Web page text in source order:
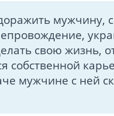
мужчину,
свою жизнь,
собственной
мужчине с ней